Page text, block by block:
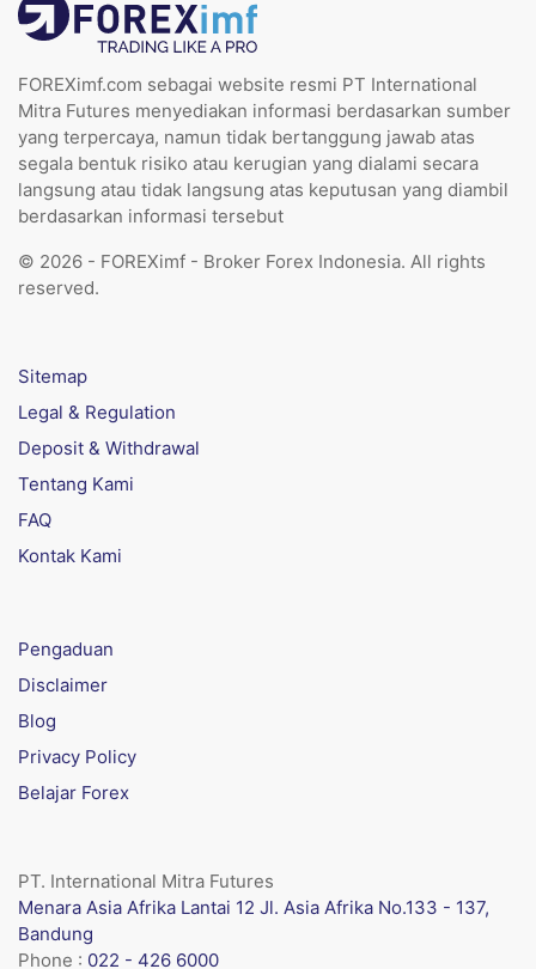
FOREXimf.com sebagai website resmi PT International
Mitra Futures menyediakan informasi berdasarkan sumber
yang terpercaya, namun tidak bertanggung jawab atas
segala bentuk risiko atau kerugian yang dialami secara
langsung atau tidak langsung atas keputusan yang diambil
berdasarkan informasi tersebut
© 2026 - FOREXimf - Broker Forex Indonesia. All rights
reserved.
Sitemap
Legal & Regulation
Deposit & Withdrawal
Tentang Kami
FAQ
Kontak Kami
Pengaduan
Disclaimer
Blog
Privacy Policy
Belajar Forex
PT. International Mitra Futures
Menara Asia Afrika Lantai 12 Jl. Asia Afrika No.133 - 137,
Bandung
Phone : 022 - 426 6000